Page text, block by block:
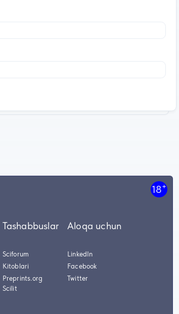
18+
Tashabbuslar
Sciforum
Kitoblari
Preprints.org
Scilit
Aloqa uchun
LinkedIn
Facebook
Twitter